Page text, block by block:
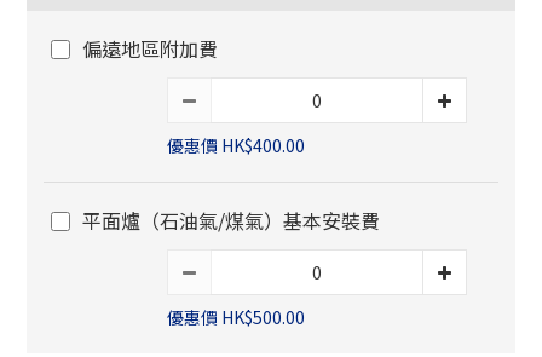
偏遠地區附加費
優惠價 HK$400.00
平面爐（石油氣/煤氣）基本安裝費
優惠價 HK$500.00